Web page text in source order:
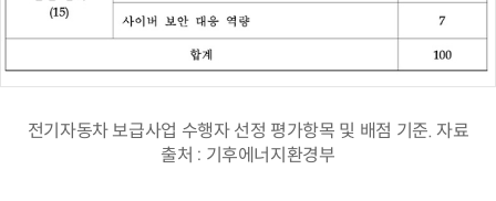
전기자동차 보급사업 수행자 선정 평가항목 및 배점 기준. 자료
출처 : 기후에너지환경부